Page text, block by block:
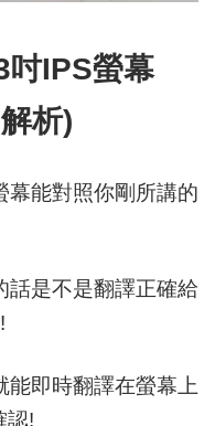
吋IPS螢幕
析)
幕能對照你剛所講的
話是不是翻譯正確給
能即時翻譯在螢幕上
認!